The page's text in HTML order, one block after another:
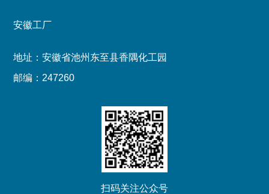
安徽工厂
地址：安徽省池州东至县香隅化工园
邮编：247260
扫码关注公众号